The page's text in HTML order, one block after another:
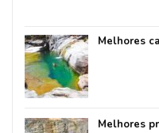
Melhores
Melhores